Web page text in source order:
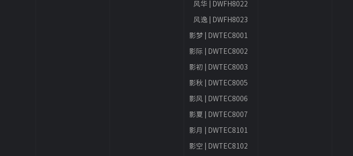
风华 | DWFH8022
风逸 | DWFH8023
影梦 | DWTEC8001
影际 | DWTEC8002
影初 | DWTEC8003
影秋 | DWTEC8005
影风 | DWTEC8006
影夏 | DWTEC8007
影月 | DWTEC8101
影空 | DWTEC8102